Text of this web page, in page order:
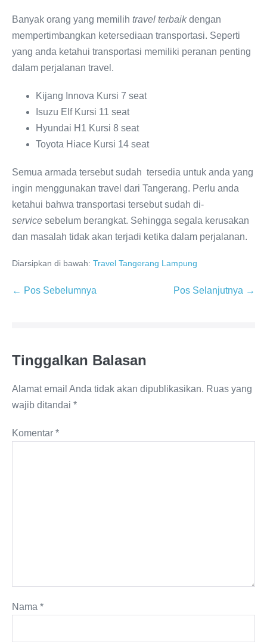
Banyak orang yang memilih travel terbaikdengan
mempertimbangkan ketersediaan transportasi. Seperti
yang anda ketahui transportasi memiliki peranan penting
dalam perjalanan travel.
Kijang Innova Kursi 7 seat
Isuzu Elf Kursi 11 seat
Hyundai H1 Kursi 8 seat
Toyota Hiace Kursi 14 seat
Semua armada tersebut sudah tersedia untuk anda yang
ingin menggunakan travel dari Tangerang. Perlu anda
ketahui bahwa transportasi tersebut sudah di-
service sebelum berangkat. Sehingga segala kerusakan
dan masalah tidak akan terjadi ketika dalam perjalanan.
Diarsipkan di bawah: Travel Tangerang Lampung
← Pos Sebelumnya Pos Selanjutnya →
Tinggalkan Balasan
Alamat email Anda tidak akan dipublikasikan. Ruas yang
wajib ditandai *
Komentar *
Nama *